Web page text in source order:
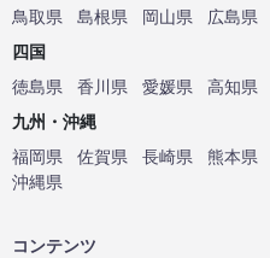
鳥取県
島根県 岡山県 広島県
四国
徳島県
香川県 愛媛県
高知県
九州・沖縄
福岡県
佐賀県 長崎県 熊本県
沖縄県
コンテンツ